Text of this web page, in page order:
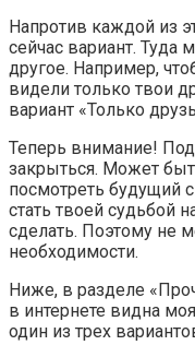
Напротив каждой из
сейчас вариант. Туда
другое. Например,
видели только твои
вариант «Только
Теперь внимание!
закрыться. Может
посмотреть будущий
стать твоей судьбой
сделать. Поэтому не
необходимости.
Ниже, в разделе
в интернете видна
один из трех